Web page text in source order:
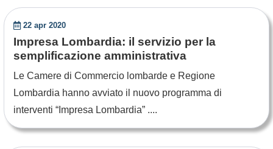
22 apr 2020
Impresa Lombardia: il servizio per la
semplificazione amministrativa
Le Camere di Commercio lombarde e Regione
Lombardia hanno avviato il nuovo programma di
interventi “Impresa Lombardia” ....